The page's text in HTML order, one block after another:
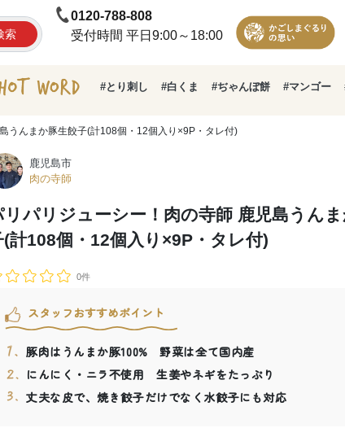
索
0120-788-808
受付時間 平日9:00～18:00
#とり刺し #白くま #ぢゃんぼ餅 #マンゴー
うんまか豚生餃子(計108個・12個入り×9P・タレ付)
鹿児島市
肉の寺師
リパリジューシー！肉の寺師 鹿児島うん
(計108個・12個入り×9P・タレ付)
0件
スタッフおすすめポイント
豚肉はうんまか豚100% 野菜は全て国内産
にんにく・ニラ不使用 生姜やネギをたっぷり
丈夫な皮で、焼き餃子だけでなく水餃子にも対応